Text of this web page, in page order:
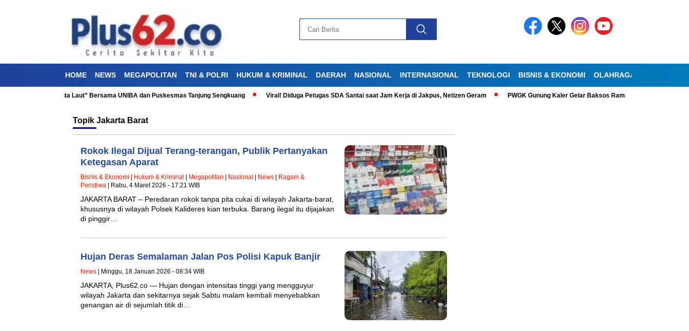
HOME NEWS MEGAPOLITAN TNI & POLRI HUKUM & KRIMINAL DAERAH NASIONAL INTERNASIONAL TEKNOLOGI BISNIS & EKONOMI OLAHRAGA
“Aku Cinta Laut” Bersama UNIBA dan Puskesmas Tanjung Sengkuang Viral! Diduga Petugas SDA Santai saat Jam Kerja di Jakpus, Netizen Geram PWGK Gunung Kaler Gelar Baksos Ramadan, Bantu Lansia
Topik Jakarta Barat
Rokok Ilegal Dijual Terang-terangan, Publik Pertanyakan
Ketegasan Aparat
Bisnis & Ekonomi | Hukum & Kriminal | Megapolitan | Nasional | News | Ragam &
Peristiwa | Rabu, 4 Maret 2026 - 17:21 WIB
JAKARTA BARAT – Peredaran rokok tanpa pita cukai di wilayah Jakarta-barat,
khususnya di wilayah Polsek Kalideres kian terbuka. Barang ilegal itu dijajakan
di pinggir…
Hujan Deras Semalaman Jalan Pos Polisi Kapuk Banjir
News | Minggu, 18 Januari 2026 - 08:34 WIB
JAKARTA, Plus62.co — Hujan dengan intensitas tinggi yang mengguyur
wilayah Jakarta dan sekitarnya sejak Sabtu malam kembali menyebabkan
genangan air di sejumlah titik di…